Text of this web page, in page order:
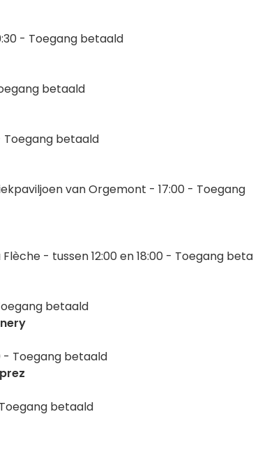
- Toegang betaald
betaald
Toegang betaald
van Orgemont - 17:00 - Toegang
- tussen 12:00 en 18:00 - Toegang
betaald
- Toegang betaald
betaald